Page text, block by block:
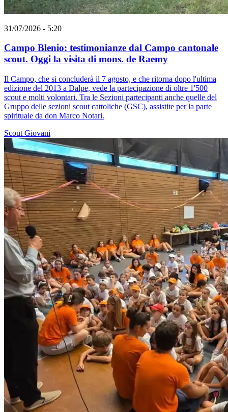
31/07/2026 - 5:20
Campo Blenio: testimonianze dal Campo cantonale
scout. Oggi la visita di mons. de Raemy
Il Campo, che si concluderà il 7 agosto, e che ritorna dopo l'ultima
edizione del 2013 a Dalpe, vede la partecipazione di oltre 1'500
scout e molti volontari. Tra le Sezioni partecipanti anche quelle del
Gruppo delle sezioni scout cattoliche (GSC), assistite per la parte
spirituale da don Marco Notari.
Scout Giovani